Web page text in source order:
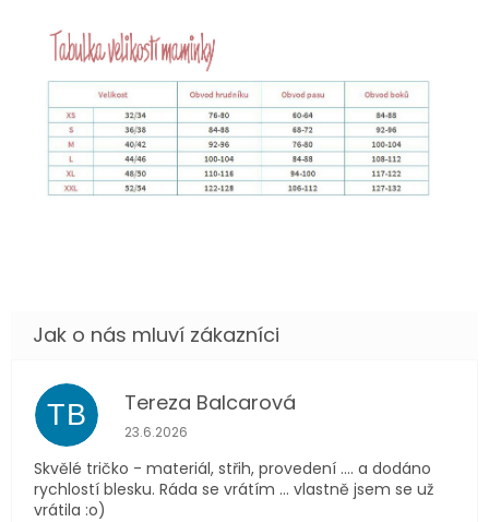
TB Tereza Balcarová
Hodnocení obchodu je 5 z 5 hvězdiček.
23.6.2026
Skvělé tričko - materiál, střih, provedení .... a dodáno
rychlostí blesku. Ráda se vrátím ... vlastně jsem se už
vrátila :o)